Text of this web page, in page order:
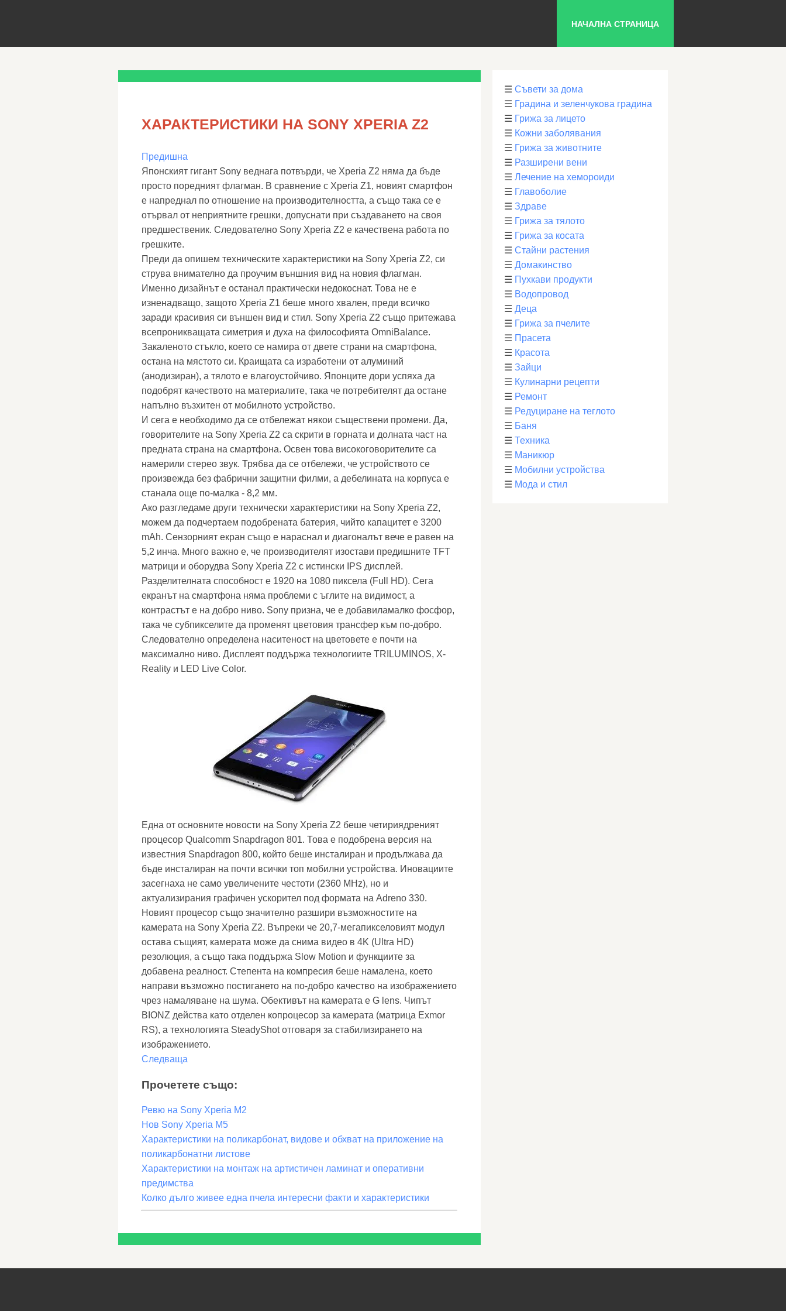
НАЧАЛНА СТРАНИЦА
ХАРАКТЕРИСТИКИ НА SONY XPERIA Z2
Предишна
Японският гигант Sony веднага потвърди, че Xperia Z2 няма да бъде
просто поредният флагман. В сравнение с Xperia Z1, новият смартфон
е напреднал по отношение на производителността, а също така се е
отървал от неприятните грешки, допуснати при създаването на своя
предшественик. Следователно Sony Xperia Z2 е качествена работа по
грешките.
Преди да опишем техническите характеристики на Sony Xperia Z2, си
струва внимателно да проучим външния вид на новия флагман.
Именно дизайнът е останал практически недокоснат. Това не е
изненадващо, защото Xperia Z1 беше много хвален, преди всичко
заради красивия си външен вид и стил. Sony Xperia Z2 също притежава
всепроникващата симетрия и духа на философията OmniBalance.
Закаленото стъкло, което се намира от двете страни на смартфона,
остана на мястото си. Краищата са изработени от алуминий
(анодизиран), а тялото е влагоустойчиво. Японците дори успяха да
подобрят качеството на материалите, така че потребителят да остане
напълно възхитен от мобилното устройство.
И сега е необходимо да се отбележат някои съществени промени. Да,
говорителите на Sony Xperia Z2 са скрити в горната и долната част на
предната страна на смартфона. Освен това високоговорителите са
намерили стерео звук. Трябва да се отбележи, че устройството се
произвежда без фабрични защитни филми, а дебелината на корпуса е
станала още по-малка - 8,2 мм.
Ако разгледаме други технически характеристики на Sony Xperia Z2,
можем да подчертаем подобрената батерия, чийто капацитет е 3200
mAh. Сензорният екран също е нараснал и диагоналът вече е равен на
5,2 инча. Много важно е, че производителят изостави предишните TFT
матрици и оборудва Sony Xperia Z2 с истински IPS дисплей.
Разделителната способност е 1920 на 1080 пиксела (Full HD). Сега
екранът на смартфона няма проблеми с ъглите на видимост, а
контрастът е на добро ниво. Sony призна, че е добавиламалко фосфор,
така че субпикселите да променят цветовия трансфер към по-добро.
Следователно определена наситеност на цветовете е почти на
максимално ниво. Дисплеят поддържа технологиите TRILUMINOS, X-
Reality и LED Live Color.
Една от основните новости на Sony Xperia Z2 беше четириядреният
процесор Qualcomm Snapdragon 801. Това е подобрена версия на
известния Snapdragon 800, който беше инсталиран и продължава да
бъде инсталиран на почти всички топ мобилни устройства. Иновациите
засегнаха не само увеличените честоти (2360 MHz), но и
актуализирания графичен ускорител под формата на Adreno 330.
Новият процесор също значително разшири възможностите на
камерата на Sony Xperia Z2. Въпреки че 20,7-мегапикселовият модул
остава същият, камерата може да снима видео в 4K (Ultra HD)
резолюция, а също така поддържа Slow Motion и функциите за
добавена реалност. Степента на компресия беше намалена, което
направи възможно постигането на по-добро качество на изображението
чрез намаляване на шума. Обективът на камерата е G lens. Чипът
BIONZ действа като отделен копроцесор за камерата (матрица Exmor
RS), а технологията SteadyShot отговаря за стабилизирането на
изображението.
Следваща
Прочетете също:
Ревю на Sony Xperia M2
Нов Sony Xperia M5
Характеристики на поликарбонат, видове и обхват на приложение на
поликарбонатни листове
Характеристики на монтаж на артистичен ламинат и оперативни
предимства
Колко дълго живее една пчела интересни факти и характеристики
☰ Съвети за дома
☰ Градина и зеленчукова градина
☰ Грижа за лицето
☰ Кожни заболявания
☰ Грижа за животните
☰ Разширени вени
☰ Лечение на хемороиди
☰ Главоболие
☰ Здраве
☰ Грижа за тялото
☰ Грижа за косата
☰ Стайни растения
☰ Домакинство
☰ Пухкави продукти
☰ Водопровод
☰ Деца
☰ Грижа за пчелите
☰ Прасета
☰ Красота
☰ Зайци
☰ Кулинарни рецепти
☰ Ремонт
☰ Редуциране на теглото
☰ Баня
☰ Техника
☰ Маникюр
☰ Мобилни устройства
☰ Мода и стил